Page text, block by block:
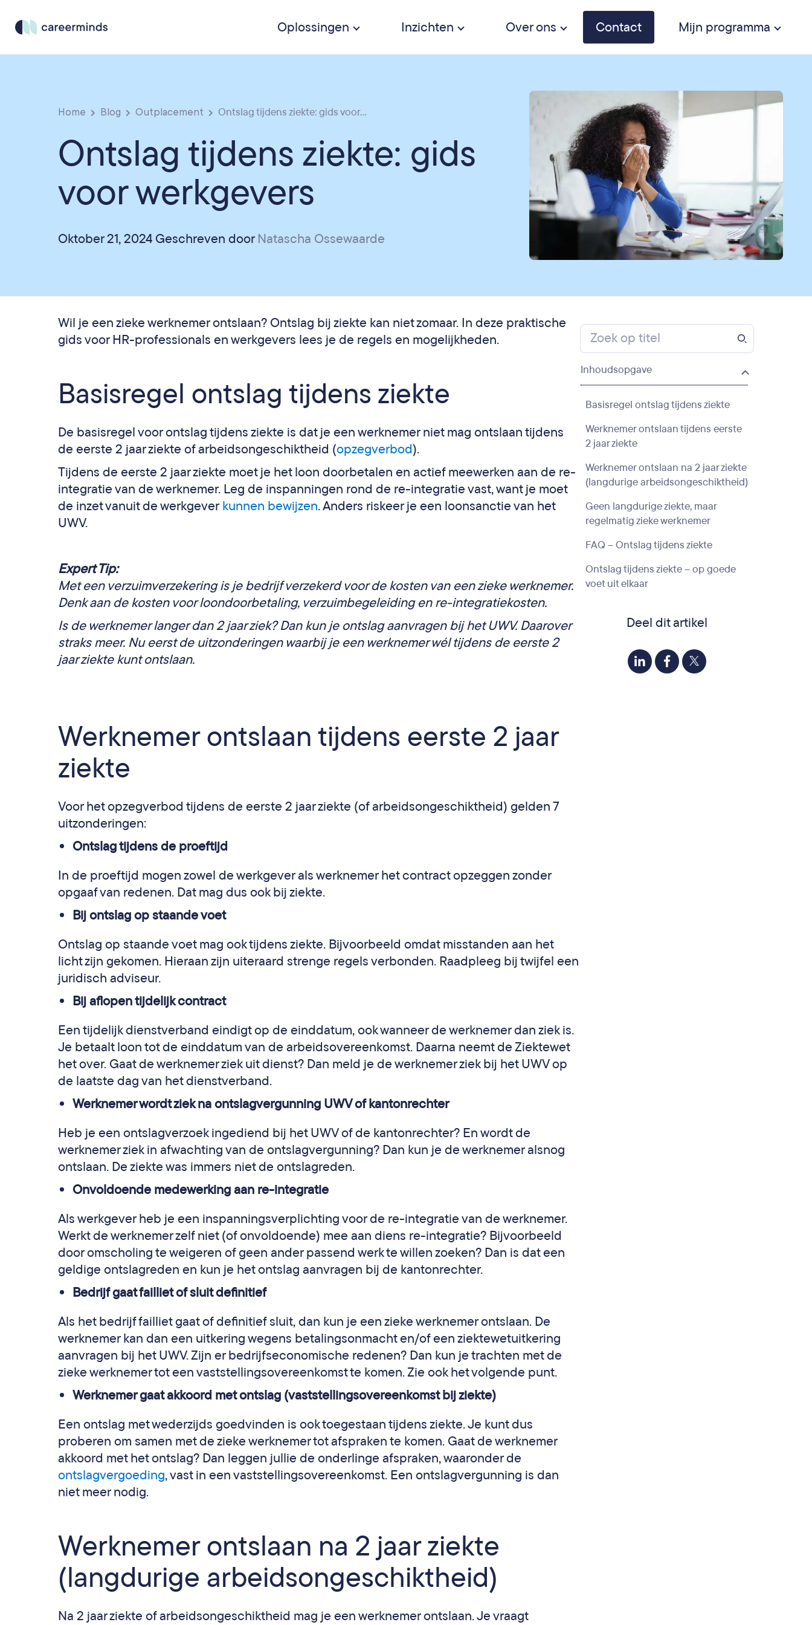
Oplossingen Inzichten Over ons Contact Mijn programma
Home Blog Outplacement Ontslag tijdens ziekte: gids voor...
Ontslag tijdens ziekte: gids
voor werkgevers
Oktober 21, 2024 Geschreven door Natascha Ossewaarde
Wil je een zieke werknemer ontslaan? Ontslag bij ziekte kan niet zomaar. In deze praktische
gids voor HR-professionals en werkgevers lees je de regels en mogelijkheden.
Basisregel ontslag tijdens ziekte
De basisregel voor ontslag tijdens ziekte is dat je een werknemer niet mag ontslaan tijdens
de eerste 2 jaar ziekte of arbeidsongeschiktheid (opzegverbod).
Tijdens de eerste 2 jaar ziekte moet je het loon doorbetalen en actief meewerken aan de re-
integratie van de werknemer. Leg de inspanningen rond de re-integratie vast, want je moet
de inzet vanuit de werkgever kunnen bewijzen. Anders riskeer je een loonsanctie van het
UWV.
Expert Tip:
Met een verzuimverzekering is je bedrijf verzekerd voor de kosten van een zieke werknemer.
Denk aan de kosten voor loondoorbetaling, verzuimbegeleiding en re-integratiekosten.
Is de werknemer langer dan 2 jaar ziek? Dan kun je ontslag aanvragen bij het UWV. Daarover
straks meer. Nu eerst de uitzonderingen waarbij je een werknemer wél tijdens de eerste 2
jaar ziekte kunt ontslaan.
Werknemer ontslaan tijdens eerste 2 jaar
ziekte
Voor het opzegverbod tijdens de eerste 2 jaar ziekte (of arbeidsongeschiktheid) gelden 7
uitzonderingen:
Ontslag tijdens de proeftijd
In de proeftijd mogen zowel de werkgever als werknemer het contract opzeggen zonder
opgaaf van redenen. Dat mag dus ook bij ziekte.
Bij ontslag op staande voet
Ontslag op staande voet mag ook tijdens ziekte. Bijvoorbeeld omdat misstanden aan het
licht zijn gekomen. Hieraan zijn uiteraard strenge regels verbonden. Raadpleeg bij twijfel een
juridisch adviseur.
Bij aflopen tijdelijk contract
Een tijdelijk dienstverband eindigt op de einddatum, ook wanneer de werknemer dan ziek is.
Je betaalt loon tot de einddatum van de arbeidsovereenkomst. Daarna neemt de Ziektewet
het over. Gaat de werknemer ziek uit dienst? Dan meld je de werknemer ziek bij het UWV op
de laatste dag van het dienstverband.
Werknemer wordt ziek na ontslagvergunning UWV of kantonrechter
Heb je een ontslagverzoek ingediend bij het UWV of de kantonrechter? En wordt de
werknemer ziek in afwachting van de ontslagvergunning? Dan kun je de werknemer alsnog
ontslaan. De ziekte was immers niet de ontslagreden.
Onvoldoende medewerking aan re-integratie
Als werkgever heb je een inspanningsverplichting voor de re-integratie van de werknemer.
Werkt de werknemer zelf niet (of onvoldoende) mee aan diens re-integratie? Bijvoorbeeld
door omscholing te weigeren of geen ander passend werk te willen zoeken? Dan is dat een
geldige ontslagreden en kun je het ontslag aanvragen bij de kantonrechter.
Bedrijf gaat failliet of sluit definitief
Als het bedrijf failliet gaat of definitief sluit, dan kun je een zieke werknemer ontslaan. De
werknemer kan dan een uitkering wegens betalingsonmacht en/of een ziektewetuitkering
aanvragen bij het UWV. Zijn er bedrijfseconomische redenen? Dan kun je trachten met de
zieke werknemer tot een vaststellingsovereenkomst te komen. Zie ook het volgende punt.
Werknemer gaat akkoord met ontslag (vaststellingsovereenkomst bij ziekte)
Een ontslag met wederzijds goedvinden is ook toegestaan tijdens ziekte. Je kunt dus
proberen om samen met de zieke werknemer tot afspraken te komen. Gaat de werknemer
akkoord met het ontslag? Dan leggen jullie de onderlinge afspraken, waaronder de
ontslagvergoeding, vast in een vaststellingsovereenkomst. Een ontslagvergunning is dan
niet meer nodig.
Werknemer ontslaan na 2 jaar ziekte
(langdurige arbeidsongeschiktheid)
Na 2 jaar ziekte of arbeidsongeschiktheid mag je een werknemer ontslaan. Je vraagt
Inhoudsopgave
Basisregel ontslag tijdens ziekte
Werknemer ontslaan tijdens eerste
2 jaar ziekte
Werknemer ontslaan na 2 jaar ziekte
(langdurige arbeidsongeschiktheid)
Geen langdurige ziekte, maar
regelmatig zieke werknemer
FAQ – Ontslag tijdens ziekte
Ontslag tijdens ziekte – op goede
voet uit elkaar
Deel dit artikel